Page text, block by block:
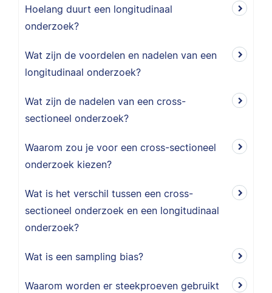
Hoelang duurt een longitudinaal
onderzoek?
Wat zijn de voordelen en nadelen van een
longitudinaal onderzoek?
Wat zijn de nadelen van een cross-
sectioneel onderzoek?
Waarom zou je voor een cross-sectioneel
onderzoek kiezen?
Wat is het verschil tussen een cross-
sectioneel onderzoek en een longitudinaal
onderzoek?
Wat is een sampling bias?
Waarom worden er steekproeven gebruikt